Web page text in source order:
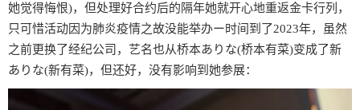
她觉得悔恨)，但处理好合约后的隔年她就开心地重返金卡行列，
只可惜活动因为肺炎疫情之故没能举办ー时间到了2023年，虽然
之前更换了经纪公司，艺名也从桥本ありな(桥本有菜)变成了新
ありな(新有菜)，但还好，没有影响到她参展：